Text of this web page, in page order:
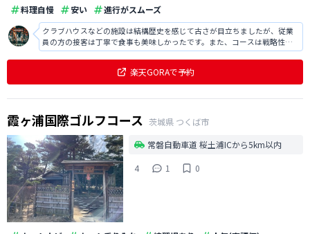
料理自慢
安い 進行がスムーズ
クラブハウスなどの施設は結構歴史を感じて古さが目立ちましたが、従業
員の方の接客は丁寧で食事も美味しかったです。また、コースは戦略性が
高くて面白かったですし、コンディションも良かったです。
楽天GORAで予約
霞ヶ浦国際ゴルフコース 茨城県 つくば市
常磐自動車道 桜土浦ICから5km以内
4
1 0